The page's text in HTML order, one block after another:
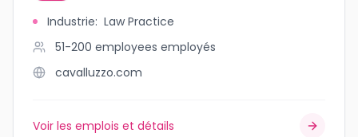
Industrie: Law Practice
51-200 employees employés
cavalluzzo.com
Voir les emplois et détails